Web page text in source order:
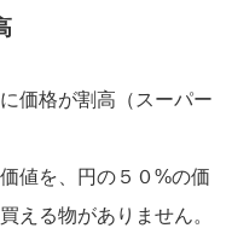
価格が割高（スーパー
値を、円の５０%の価
える物がありません。